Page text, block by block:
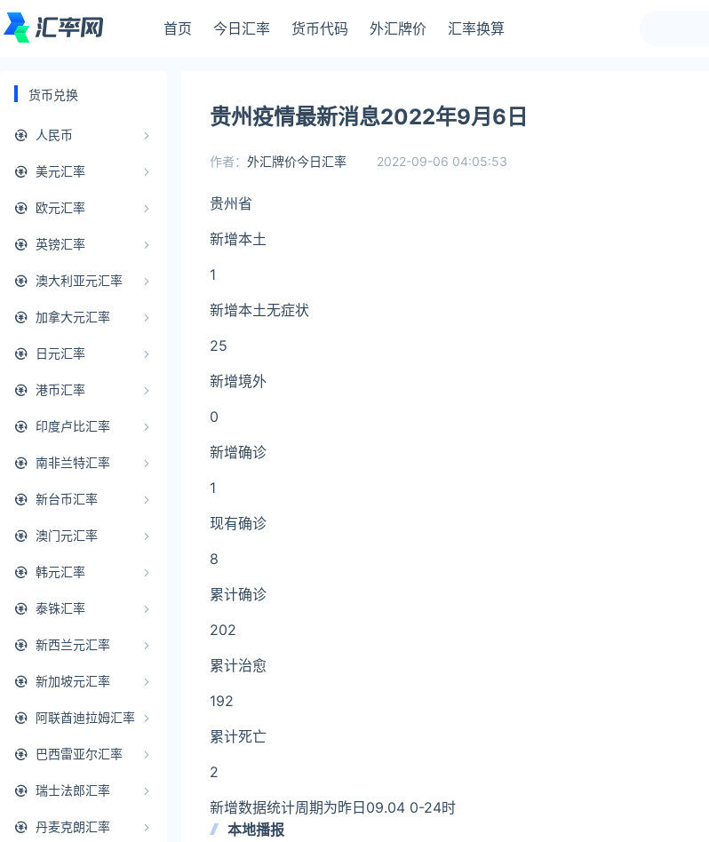
首页 今日汇率 货币代码 外汇牌价 汇率换算
货币兑换
人民币
美元汇率
欧元汇率
英镑汇率
澳大利亚元汇率
加拿大元汇率
日元汇率
港币汇率
印度卢比汇率
南非兰特汇率
新台币汇率
澳门元汇率
韩元汇率
泰铢汇率
新西兰元汇率
新加坡元汇率
阿联酋迪拉姆汇率
巴西雷亚尔汇率
瑞士法郎汇率
丹麦克朗汇率
贵州疫情最新消息2022年9月6日
作者： 外汇牌价今日汇率 2022-09-06 04:05:53
贵州省
新增本土
1
新增本土无症状
25
新增境外
0
新增确诊
1
现有确诊
8
累计确诊
202
累计治愈
192
累计死亡
2
新增数据统计周期为昨日09.04 0-24时
本地播报